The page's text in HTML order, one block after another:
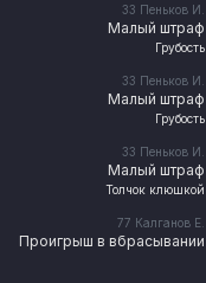
33 Пеньков И.
Малый штраф
Грубость
33 Пеньков И.
Малый штраф
Грубость
33 Пеньков И.
Малый штраф
Толчок клюшкой
77 Калганов Е.
Проигрыш в вбрасывании